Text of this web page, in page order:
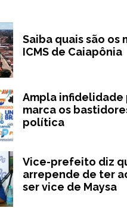
Saiba quais são os
ICMS de Caiapônia
Ampla
marca os
política
Vice-prefeito diz
arrepende de ter
ser vice de Maysa